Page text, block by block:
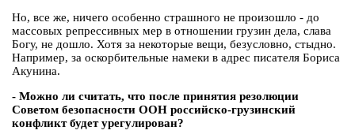
Но, все же, ничего особенно страшного не произошло - до
массовых репрессивных мер в отношении грузин дела, слава
Богу, не дошло. Хотя за некоторые вещи, безусловно, стыдно.
Например, за оскорбительные намеки в адрес писателя Бориса
Акунина.
- Можно ли считать, что после принятия резолюции
Советом безопасности ООН российско-грузинский
конфликт будет урегулирован?